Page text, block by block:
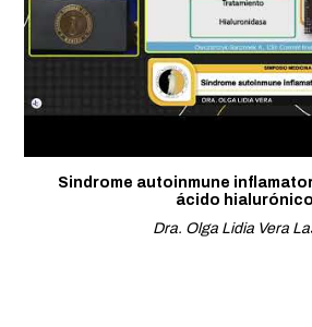
Sindrome autoinmune
ácido hialurónico
Dra. Olga Lidia Vera